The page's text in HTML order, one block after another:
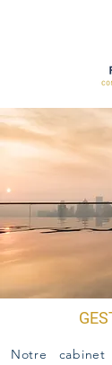
Notre cabinet